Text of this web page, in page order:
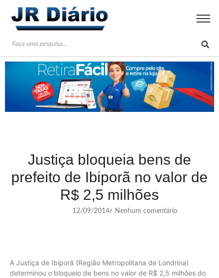
Justiça bloqueia bens de
prefeito de Ibiporã no valor de
R$ 2,5 milhões
12/09/2014/ Nenhum comentário
A Justiça de Ibiporã (Região Metropolitana de Londrina)
determinou o bloqueio de bens no valor de R$ 2,5 milhões do